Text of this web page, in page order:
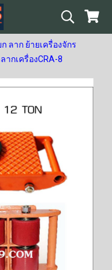
ลาก ย้ายเครื่องจักร
ากเครื่องCRA-8